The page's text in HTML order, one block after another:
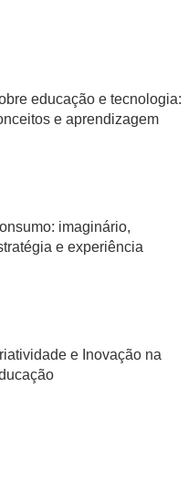
educação e tecnologia:
e aprendizagem
imaginário,
e experiência
e Inovação na